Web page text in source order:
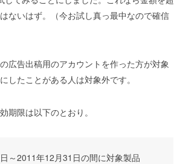
ないはず。（今お試し真っ最中なので確信
広告出稿用のアカウントを作った方が対象
したことがある人は対象外です。
期限は以下のとおり。
～2011年12月31日の間に対象製品